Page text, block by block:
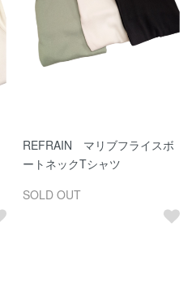
REFRAIN マリブフライスボ
ートネックTシャツ
SOLD OUT